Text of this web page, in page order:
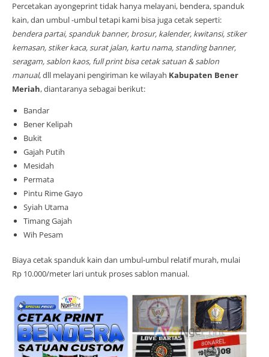
Percetakan ayongeprint tidak hanya melayani, bendera, spanduk
kain, dan umbul -umbul tetapi kami bisa juga cetak seperti:
bendera partai, spanduk banner, brosur, kalender, kwitansi, stiker
kemasan, stiker kaca, surat jalan, kartu nama, standing banner,
seragam, sablon kaos, full print bisa cetak satuan & sablon
manual, dll melayani pengiriman ke wilayah Kabupaten Bener
Meriah, diantaranya sebagai berikut:
Bandar
Bener Kelipah
Bukit
Gajah Putih
Mesidah
Permata
Pintu Rime Gayo
Syiah Utama
Timang Gajah
Wih Pesam
Biaya cetak spanduk kain dan umbul-umbul relatif murah, mulai
Rp 10.000/meter lari untuk proses sablon manual.